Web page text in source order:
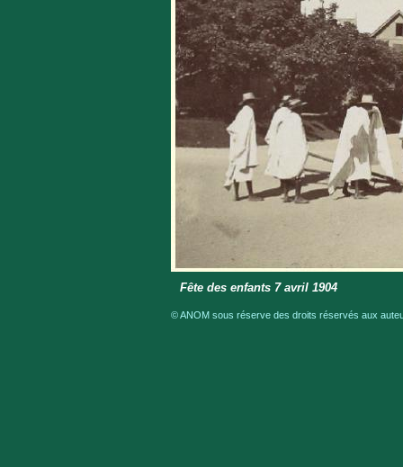
Fête des enfants 7 avril 1904
© ANOM sous réserve des droits réservés aux